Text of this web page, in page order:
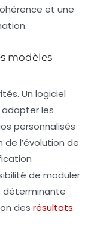
et une
modèles
Un logiciel
les
personnalisés
l’évolution de
de moduler
déterminante
des résultats.